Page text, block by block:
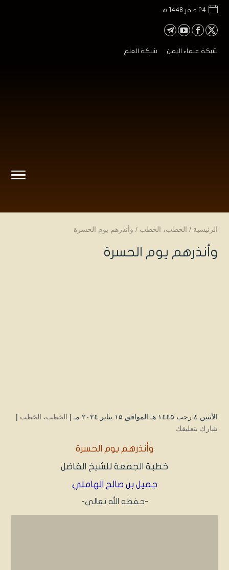
24 صفر 1448 هـ
شبكة علماء اليمن شبكة العلم
الرئيسية / الخطب، الخطب / وأنذرهم يوم الحسرة
وأنذرهم يوم الحسرة
الأثنين ٤ رجب ۱٤٤۵ هـ الموافق ۱۵ يناير ۲۰۲٤ مـ | الخطب، الخطب |
شارك بتعليقك
وأنذرهم يوم الحسرة
خطبة الجمعة للشيخ الفاضل
جميل بن صالح الهاملي
-حفظه الله تعالى-